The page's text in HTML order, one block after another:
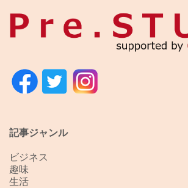
記事ジャンル
ビジネス
趣味
生活